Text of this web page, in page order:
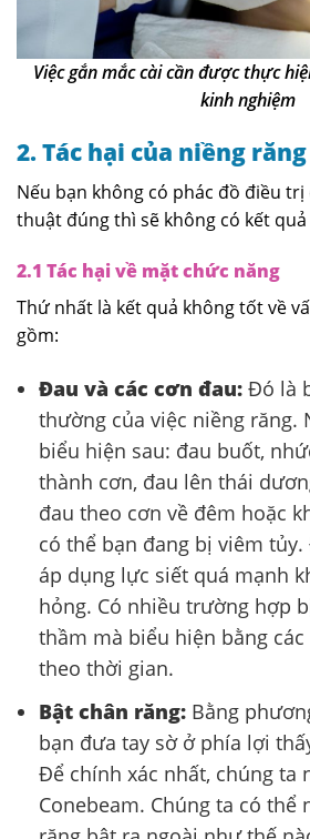
Việc gắn mắc cài cần được thực
kinh nghiệm
2. Tác hại của niềng
Nếu bạn không có phác đồ điều
thuật đúng thì sẽ không có kết
2.1 Tác hại về mặt chức năng
Thứ nhất là kết quả không tốt về
gồm:
Đau và các cơn đau: Đó là
thường của việc niềng răng.
biểu hiện sau: đau buốt,
thành cơn, đau lên thái
đau theo cơn về đêm hoặc
có thể bạn đang bị viêm
áp dụng lực siết quá mạnh
hỏng. Có nhiều trường hợp
thầm mà biểu hiện bằng
theo thời gian.
Bật chân răng: Bằng
bạn đưa tay sờ ở phía lợi
Để chính xác nhất, chúng ta
Conebeam. Chúng ta có thể